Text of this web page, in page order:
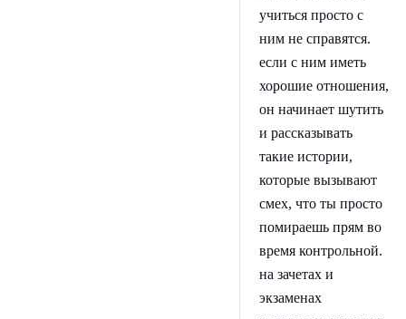
учиться просто с
ним не справятся.
если с ним иметь
хорошие отношения,
он начинает шутить
и рассказывать
такие истории,
которые вызывают
смех, что ты просто
помираешь прям во
время контрольной.
на зачетах и
экзаменах